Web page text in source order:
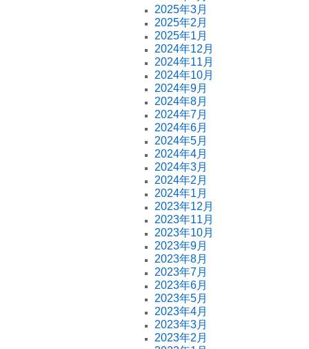
2025年3月
2025年2月
2025年1月
2024年12月
2024年11月
2024年10月
2024年9月
2024年8月
2024年7月
2024年6月
2024年5月
2024年4月
2024年3月
2024年2月
2024年1月
2023年12月
2023年11月
2023年10月
2023年9月
2023年8月
2023年7月
2023年6月
2023年5月
2023年4月
2023年3月
2023年2月